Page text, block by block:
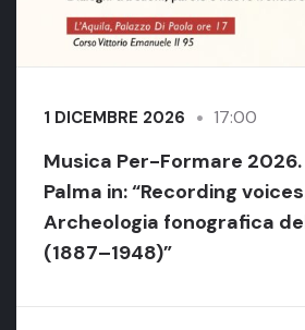
1 DICEMBRE 2026 17:00
Musica Per-Formare 2026.
Palma in: “Recording
Archeologia fonografica
(1887–1948)”